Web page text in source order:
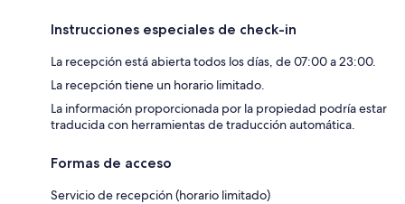
Instrucciones especiales de check-in
La recepción está abierta todos los días, de 07:00 a 23:00.
La recepción tiene un horario limitado.
La información proporcionada por la propiedad podría estar
traducida con herramientas de traducción automática.
Formas de acceso
Servicio de recepción (horario limitado)